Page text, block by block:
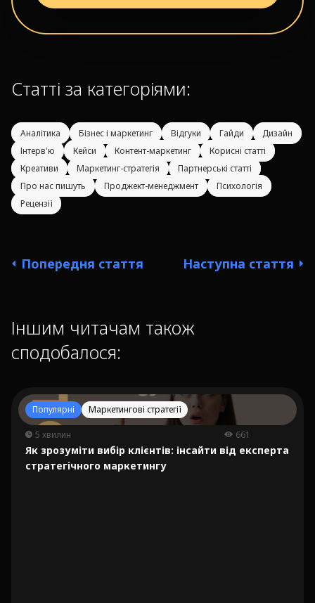
Статті за категоріями:
Аналітика Бізнес і маркетинг Відгуки Гайди
Дизайн
Інтерв'ю
Кейси Контент-маркетинг
Корисні статті
Креативи
Маркетинг-стратегія
Партнерські статті
Про нас пишуть
Проджект-менеджмент
Психологія
Рецензії
Попередня стаття Наступна стаття
Іншим читачам також
сподобалося:
Популярні Маркетингові стратегії
5 хвилин 661
Як зрозуміти вибір клієнтів: інсайти від експерта
стратегічного маркетингу